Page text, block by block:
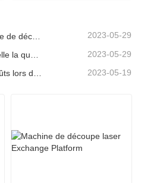
2023-05-29
2023-05-29
Conseils pour réduire les coûts lors de l'utilisation de machines de découpe laser 2023-05-19